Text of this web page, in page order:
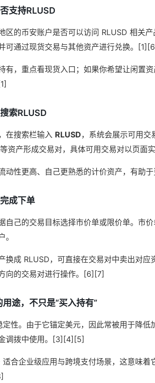
支持RLUSD
区的币安账户是否可以访问 RLUSD 相关
可通过现货交易与其他资产进行兑换。
有，重点看现货入口；如果你希望让闲置
索RLUSD
在搜索栏输入 RLUSD，系统会展示可用交
等资产形成交易对，具体可用交易对以页面
动性更高、自己更熟悉的计价资产，有助
成下单
自己的交易目标选择市价单或限价单。市
换成 RLUSD，可直接在交易对中卖出对
向的交易对进行操作。[6][7]
途，不只是“买入持有”
性。由于它锚定美元，因此常被用于降
调拨中使用。[3][4][5]
合企业级应用与跨境支付场景，这意味